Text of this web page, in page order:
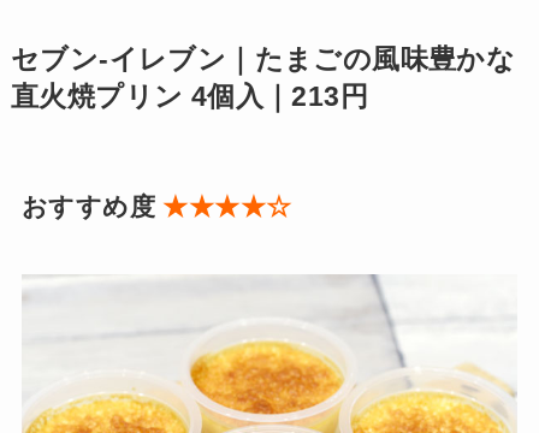
セブン-イレブン｜たまごの風味豊かな
直火焼プリン 4個入｜213円
おすすめ度★★★★☆